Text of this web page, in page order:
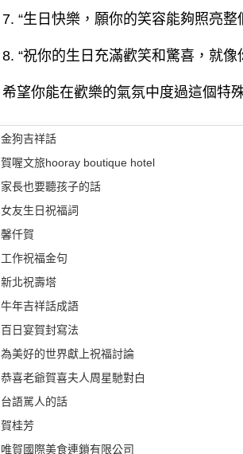
7. “生日快樂，願你的笑容能夠照亮
8. “祝你的生日充滿歡笑和驚喜，就
希望你能在歡樂的氣氛中度過這個特
金狗吉祥話
賀喔文旅hooray boutique hotel
家長也要聽孩子的話
女友生日祝福詞
馨仟賀
工作祝福金句
新北祝壽塔
牛年吉祥話成語
百日宴賀封寫法
為美好的世界獻上祝福討論
恭喜老爺賀喜夫人周星馳對白
台語駡人的話
賀桂芳
唯賀國際美食連鎖有限公司